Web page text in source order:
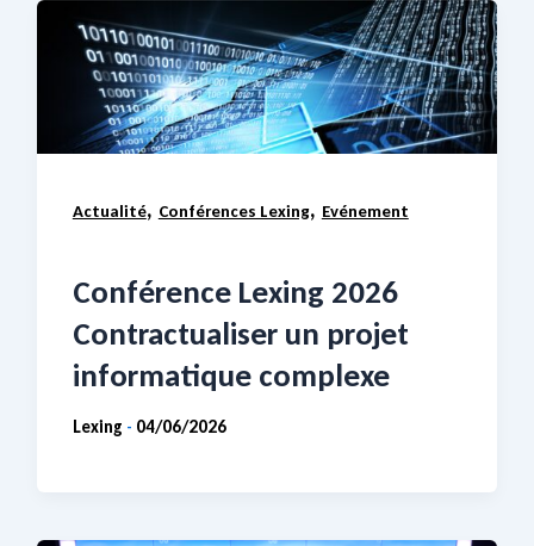
Actualité, Conférences Lexing, Evénement
Conférence Lexing 2026
Contractualiser un projet
informatique complexe
Lexing - 04/06/2026